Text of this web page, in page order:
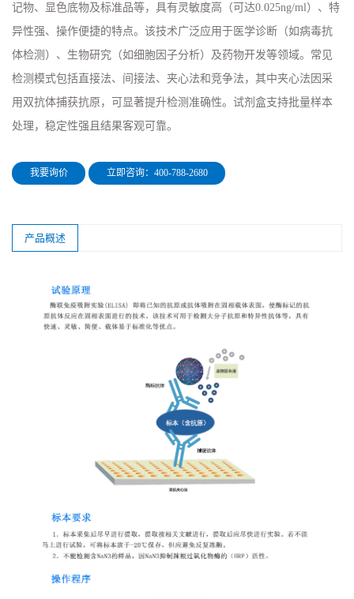
记物、显色底物及标准品等，具有灵敏度高（可达0.025ng/ml）、特
异性强、操作便捷的特点。该技术广泛应用于医学诊断（如病毒抗
体检测）、生物研究（如细胞因子分析）及药物开发等领域。常见
检测模式包括直接法、间接法、夹心法和竞争法，其中夹心法因采
用双抗体捕获抗原，可显著提升检测准确性。试剂盒支持批量样本
处理，稳定性强且结果客观可靠。
我要询价 立即咨询：400-788-2680
产品概述